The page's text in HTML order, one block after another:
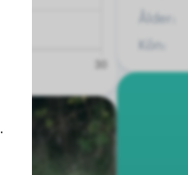
Ålder:
Kön: